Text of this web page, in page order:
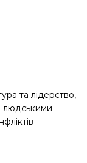
та лідерство,
людськими